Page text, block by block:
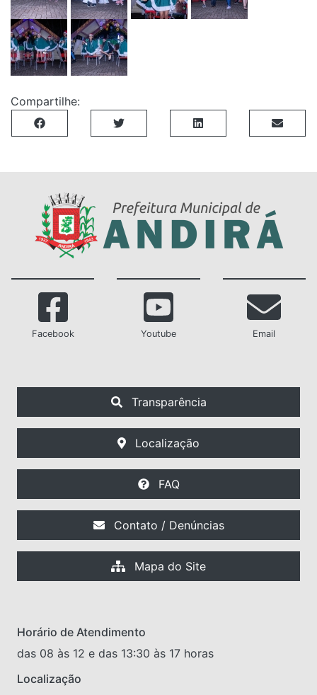
Compartilhe:
Facebook Youtube Email
Transparência
Localização
FAQ
Contato / Denúncias
Mapa do Site
Horário de Atendimento
das 08 às 12 e das 13:30 às 17 horas
Localização